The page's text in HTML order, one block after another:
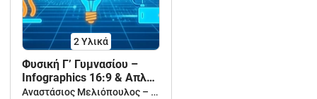
2 Υλικά
Φυσική Γ’ Γυμνασίου –
Infographics 16:9 & Απλή
Θεωρία
Αναστάσιος Μελιόπουλος – Δημιουργική Μάθηση για Νηπιαγωγείο, Δημοτικό & Γυμνάσιο